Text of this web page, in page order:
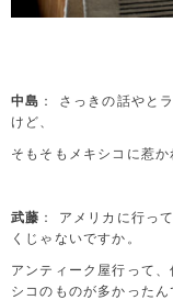
中島 ： さっきの話やと
けど、
そもそもメキシコに惹
武藤 ： アメリカに行っ
くじゃないですか。
アンティーク屋行って
シコのものが多かったん